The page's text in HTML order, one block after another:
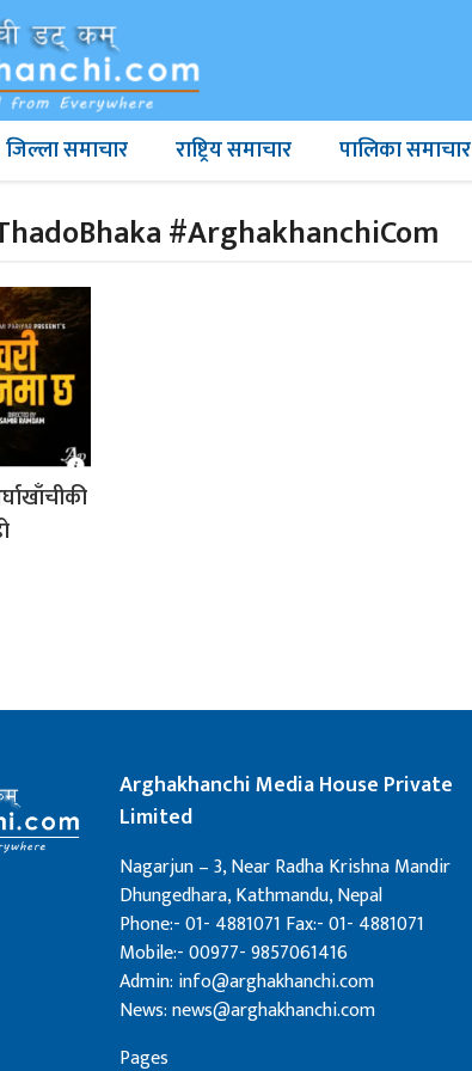
जिल्ला समाचार राष्ट्रिय समाचार पालिका समाचार
#ArghakhanchiCom
Arghakhanchi Media House Private
Limited
Nagarjun – 3, Near Radha Krishna Mandir
Dhungedhara, Kathmandu, Nepal
Phone:- 01- 4881071 Fax:- 01- 4881071
Mobile:- 00977- 9857061416
Admin: info@arghakhanchi.com
News: news@arghakhanchi.com
Pages